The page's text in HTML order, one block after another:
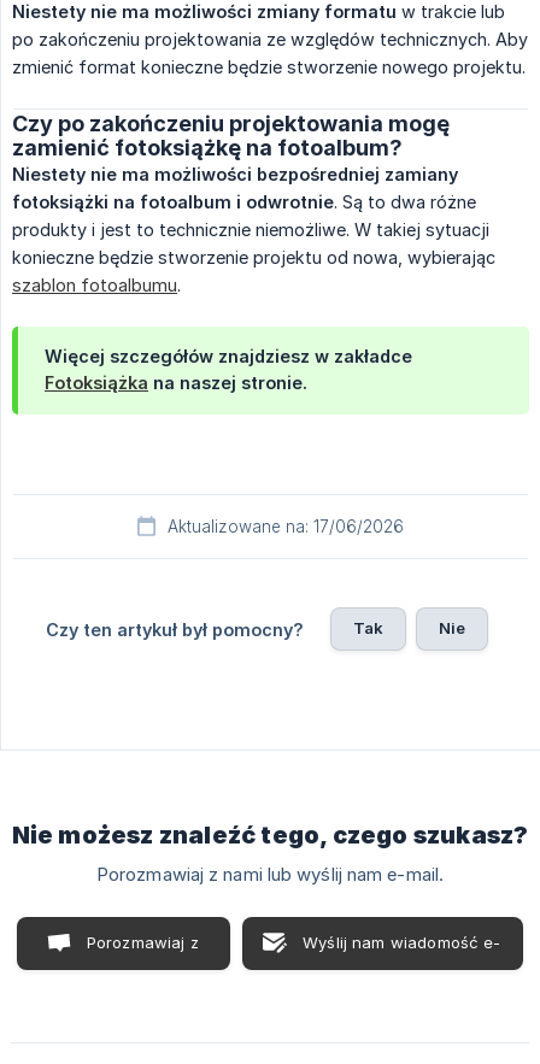
Niestety nie ma możliwości zmiany formatu w trakcie lub
po zakończeniu projektowania ze względów technicznych. Aby
zmienić format konieczne będzie stworzenie nowego projektu.
Czy po zakończeniu projektowania mogę
zamienić fotoksiążkę na fotoalbum?
Niestety nie ma możliwości bezpośredniej zamiany
fotoksiążki na fotoalbum i odwrotnie. Są to dwa różne
produkty i jest to technicznie niemożliwe. W takiej sytuacji
konieczne będzie stworzenie projektu od nowa, wybierając
szablon fotoalbumu.
Więcej szczegółów znajdziesz w zakładce
Fotoksiążka na naszej stronie.
Aktualizowane na: 17/06/2026
Czy ten artykuł był pomocny? Tak Nie
Nie możesz znaleźć tego, czego szukasz?
Porozmawiaj z nami lub wyślij nam e-mail.
Porozmawiaj z Wyślij nam wiadomość e-